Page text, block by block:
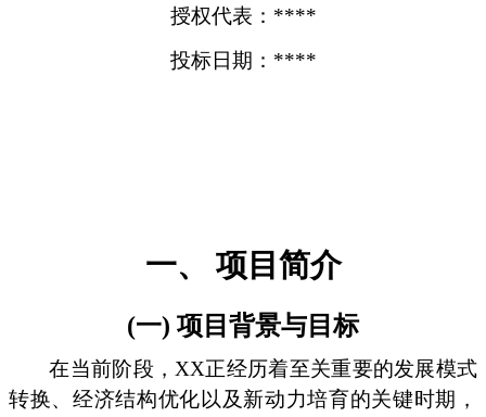
授权代表：****
投标日期：****
一、 项目简介
(一) 项目背景与目标
在当前阶段，XX正经历着至关重要的发展模式
转换、经济结构优化以及新动力培育的关键时期，